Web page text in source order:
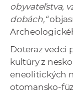
obyvateľstva,
dobách,“
Doteraz vedci
kultúry z
eneolitických
otomansko-